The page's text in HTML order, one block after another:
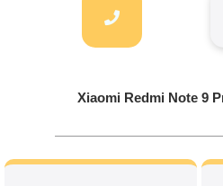
Xiaomi Redmi Note 9